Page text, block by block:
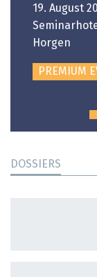
19. August
Horgen
PREMIUM
DOSSIERS